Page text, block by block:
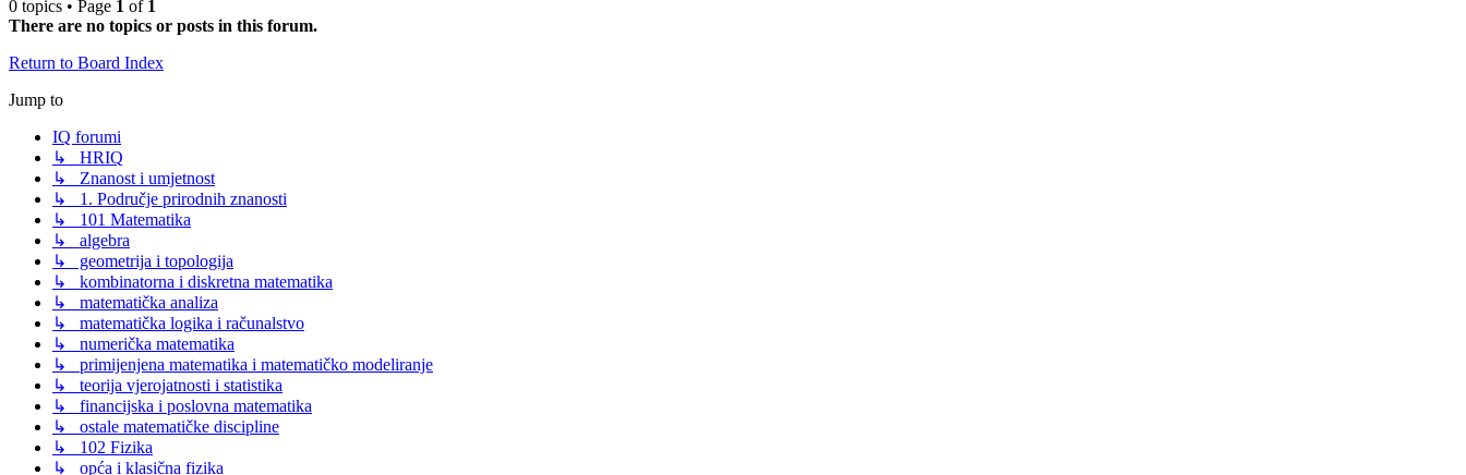
0 topics • Page 1 of 1
There are no topics or posts in this forum.
Return to Board Index
Jump to
IQ forumi
↳ HRIQ
↳ Znanost i umjetnost
↳ 1. Područje prirodnih znanosti
↳ 101 Matematika
↳ algebra
↳ geometrija i topologija
↳ kombinatorna i diskretna matematika
↳ matematička analiza
↳ matematička logika i računalstvo
↳ numerička matematika
↳ primijenjena matematika i matematičko modeliranje
↳ teorija vjerojatnosti i statistika
↳ financijska i poslovna matematika
↳ ostale matematičke discipline
↳ 102 Fizika
↳ opća i klasična fizika